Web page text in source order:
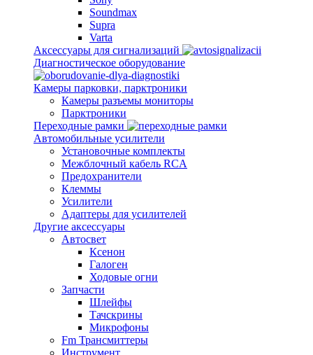
Soundmax
Supra
Varta
Аксессуары для сигнализаций
Диагностическое оборудование
Камеры парковки, парктроники
Камеры разъемы мониторы
Парктроники
Переходные рамки
Автомобильные усилители
Установочные комплекты
Межблочный кабель RCA
Предохранители
Клеммы
Усилители
Адаптеры для усилителей
Другие аксессуары
Автосвет
Ксенон
Галоген
Ходовые огни
Запчасти
Шлейфы
Тачскрины
Микрофоны
Fm Трансмиттеры
Инструмент